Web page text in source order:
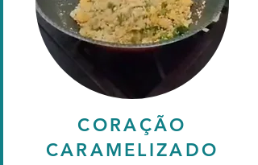
CORAÇÃO
CARAMELIZADO